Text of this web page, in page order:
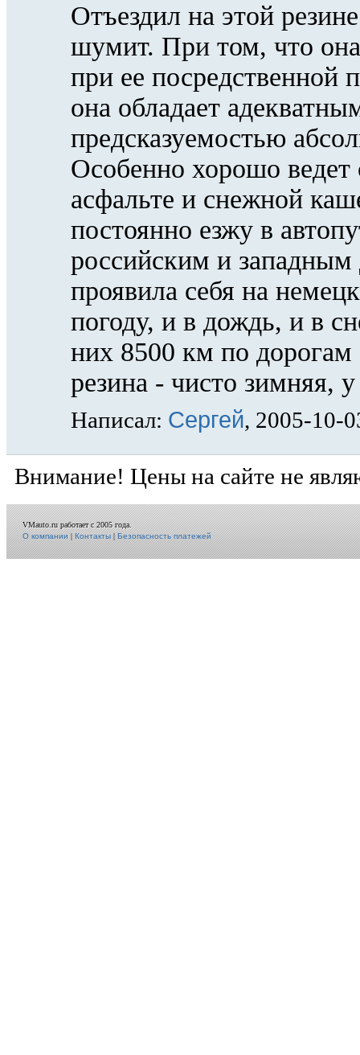
Отъездил на этой
шумит. При том, что
при ее посредственной
она обладает
предсказуемостью
Особенно хорошо
асфальте и снежной
постоянно езжу в
российским и
проявила себя на
погоду, и в дождь, и в
них 8500 км по
резина - чисто зимняя,
Написал: Сергей, 2005-10-
Внимание! Цены на сайте не
VMauto.ru работает с 2005 года.
О компании|Контакты|Безопасность платежей